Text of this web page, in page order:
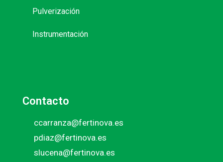
Pulverización
Instrumentación
Contacto
ccarranza@fertinova.es
pdiaz@fertinova.es
slucena@fertinova.es